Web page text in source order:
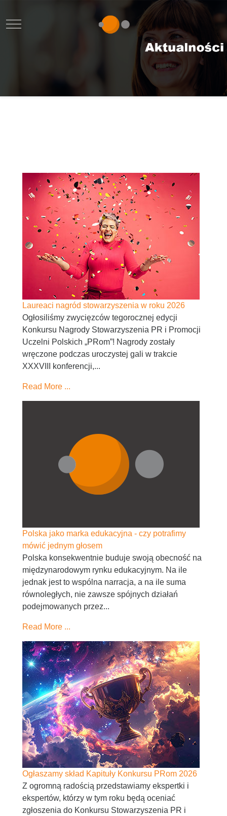
Mobile Menu Toggle
Laureaci nagród stowarzyszenia w roku 2026
Ogłosiliśmy zwycięzców tegorocznej edycji
Konkursu Nagrody Stowarzyszenia PR i Promocji
Uczelni Polskich „PRom”! Nagrody zostały
wręczone podczas uroczystej gali w trakcie
XXXVIII konferencji,...
Read More ...
Polska jako marka edukacyjna - czy potrafimy
mówić jednym głosem
Polska konsekwentnie buduje swoją obecność na
międzynarodowym rynku edukacyjnym. Na ile
jednak jest to wspólna narracja, a na ile suma
równoległych, nie zawsze spójnych działań
podejmowanych przez...
Read More ...
Ogłaszamy skład Kapituły Konkursu PRom 2026
Z ogromną radością przedstawiamy ekspertki i
ekspertów, którzy w tym roku będą oceniać
zgłoszenia do Konkursu Stowarzyszenia PR i